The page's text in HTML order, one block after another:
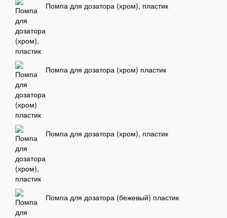
Помпа для дозатора (хром), пластик
Помпа для дозатора (хром) пластик
Помпа для дозатора (хром), пластик
Помпа для дозатора (бежевый) пластик